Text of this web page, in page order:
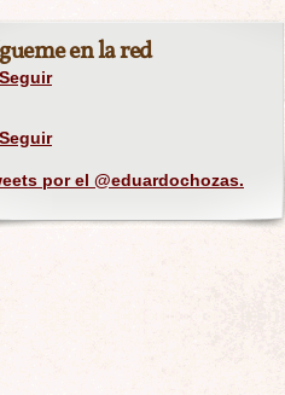
en la red
por el @eduardochozas.